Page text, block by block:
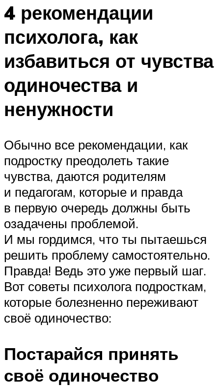
4 рекомендации
психолога, как
избавиться от чувства
одиночества и
ненужности
Обычно все рекомендации, как
подростку преодолеть такие
чувства, даются родителям
и педагогам, которые и правда
в первую очередь должны быть
озадачены проблемой.
И мы гордимся, что ты пытаешься
решить проблему самостоятельно.
Правда! Ведь это уже первый шаг.
Вот советы психолога подросткам,
которые болезненно переживают
своё одиночество:
Постарайся принять
своё одиночество